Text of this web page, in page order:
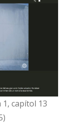
1, capítol 13